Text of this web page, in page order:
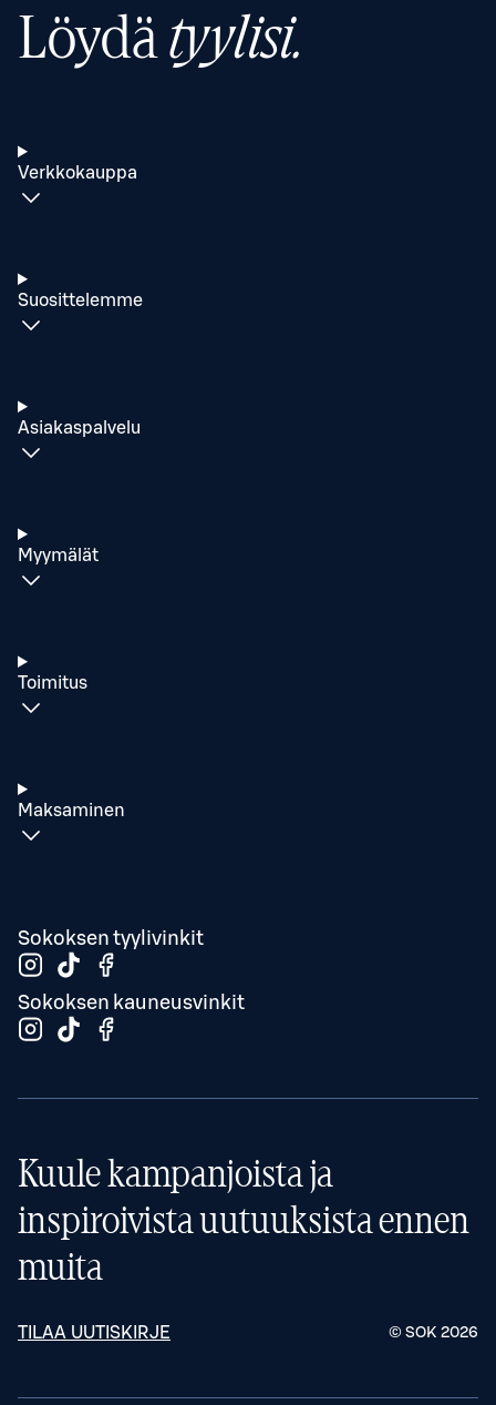
Löydätyylisi.
Verkkokauppa
Suosittelemme
Asiakaspalvelu
Myymälät
Toimitus
Maksaminen
Sokoksen tyylivinkit
Sokoksen kauneusvinkit
Kuule kampanjoista ja
inspiroivista uutuuksista ennen
muita
TILAA UUTISKIRJE © SOK 2026